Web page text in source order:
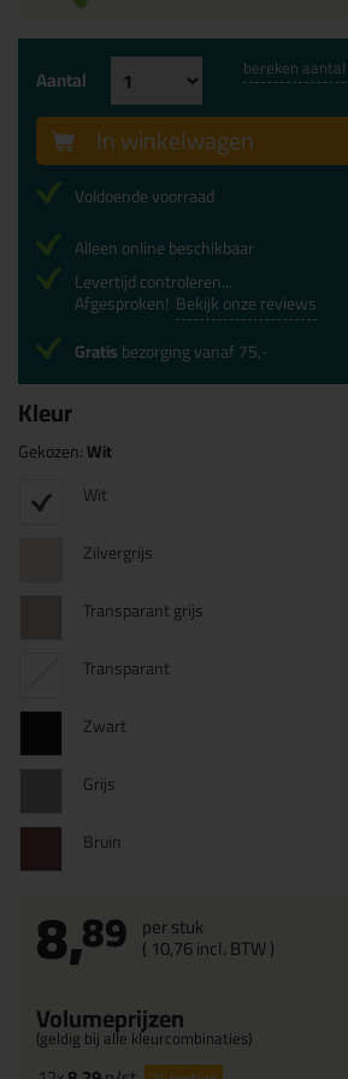
Kleur
Gekozen:Wit
Wit
Zilvergrijs
Transparant grijs
Transparant
Zwart
Grijs
Bruin
8,89 per stuk
( 10,76incl. BTW )
Volumeprijzen
(geldig bij alle kleurcombinaties)
Aantal bereken
In winkelwagen
Voldoende voorraad
Alleen online beschikbaar
Levertijd controleren...
Afgesproken! Bekijk onze reviews
Gratisbezorging vanaf 75,-